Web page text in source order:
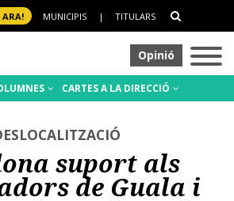
ARA! MUNICIPIS | TITULARS
Opinió
CARTES A LA DIRECCIÓ
suport als
de Guala i